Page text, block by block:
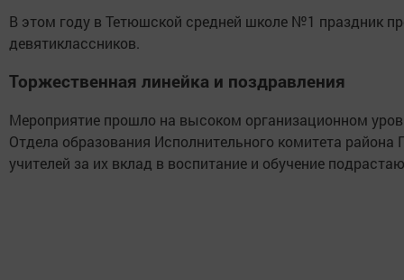
В этом году в Тетюшской средней школе №1 праздник
девятиклассников.
Торжественная линейка и поздравления
Мероприятие прошло на высоком организационном
Отдела образования Исполнительного комитета
учителей за их вклад в воспитание и обучение